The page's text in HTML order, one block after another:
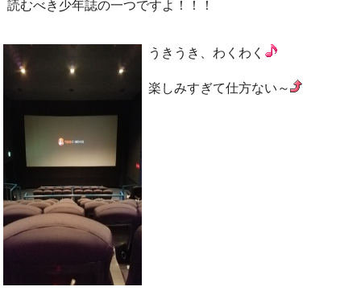
読むべき少年誌の一つですよ！！！
うきうき、わくわく
楽しみすぎて仕方ない～